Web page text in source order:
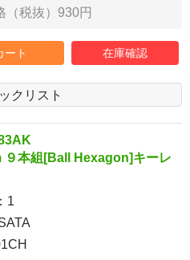
（税抜）930円
ート 在庫確認
クリスト
９本組[Ball Hexagon]キーレ
1